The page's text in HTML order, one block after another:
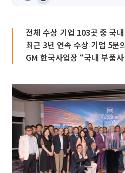
전체 수상 기업 103곳 중 국
최근 3년 연속 수상 기업 5분
GM 한국사업장 “국내 부품